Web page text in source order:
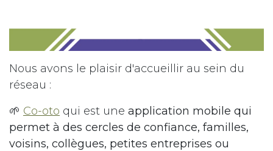
Nous avons le plaisir d'accueillir au sein du
réseau :
🌱 Co-oto qui est une application mobile qui
permet à des cercles de confiance, familles,
voisins, collègues, petites entreprises ou